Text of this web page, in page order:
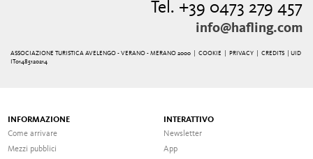
Tel. +39 0473 279 457
info@hafling.com
ASSOCIAZIONE TURISTICA AVELENGO - VERANO - MERANO 2000 | COOKIE PRIVACY |CREDITS
| UID
IT01485120214
INFORMAZIONE
Come arrivare
Mezzi pubblici
INTERATTIVO
Newsletter
App